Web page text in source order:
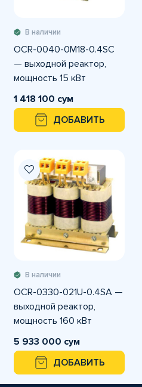
В наличии
OCR-0040-0M18-0.4SC
— выходной реактор,
мощность 15 кВт
1 418 100 сум
ДОБАВИТЬ
В наличии
OCR-0330-021U-0.4SA —
выходной реактор,
мощность 160 кВт
5 933 000 сум
ДОБАВИТЬ